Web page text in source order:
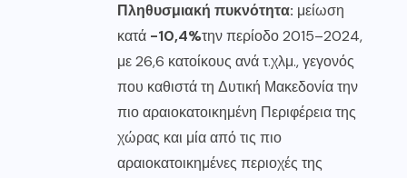
Πληθυσμιακή πυκνότητα: μείωση
κατά -10,4%την περίοδο 2015–2024,
με 26,6 κατοίκους ανά τ.χλμ., γεγονός
που καθιστά τη Δυτική Μακεδονία την
πιο αραιοκατοικημένη Περιφέρεια της
χώρας και μία από τις πιο
αραιοκατοικημένες περιοχές της